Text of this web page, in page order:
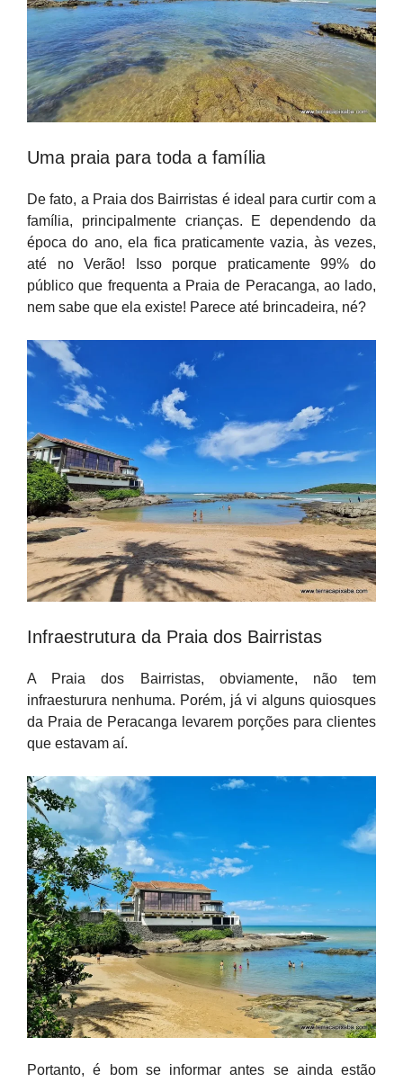
Uma praia para toda a família
De fato, a Praia dos Bairristas é ideal para curtir com a
família, principalmente crianças. E dependendo da
época do ano, ela fica praticamente vazia, às vezes,
até no Verão! Isso porque praticamente 99% do
público que frequenta a Praia de Peracanga, ao lado,
nem sabe que ela existe! Parece até brincadeira, né?
Infraestrutura da Praia dos Bairristas
A Praia dos Bairristas, obviamente, não tem
infraesturura nenhuma. Porém, já vi alguns quiosques
da Praia de Peracanga levarem porções para clientes
que estavam aí.
Portanto, é bom se informar antes se ainda estão